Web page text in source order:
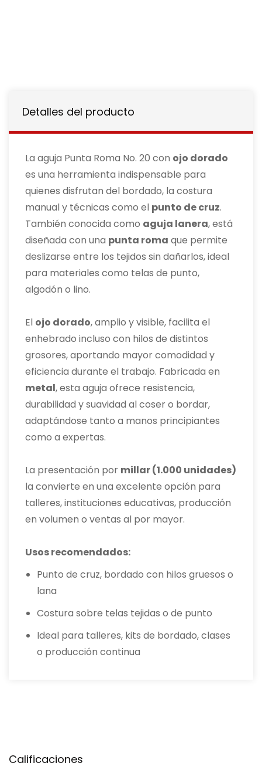
Detalles del producto
La aguja Punta Roma No. 20 con ojo dorado
es una herramienta indispensable para
quienes disfrutan del bordado, la costura
manual y técnicas como el punto de cruz.
También conocida como aguja lanera, está
diseñada con una punta roma que permite
deslizarse entre los tejidos sin dañarlos, ideal
para materiales como telas de punto,
algodón o lino.
El ojo dorado, amplio y visible, facilita el
enhebrado incluso con hilos de distintos
grosores, aportando mayor comodidad y
eficiencia durante el trabajo. Fabricada en
metal, esta aguja ofrece resistencia,
durabilidad y suavidad al coser o bordar,
adaptándose tanto a manos principiantes
como a expertas.
La presentación por millar (1.000 unidades)
la convierte en una excelente opción para
talleres, instituciones educativas, producción
en volumen o ventas al por mayor.
Usos recomendados:
Punto de cruz, bordado con hilos gruesos o
lana
Costura sobre telas tejidas o de punto
Ideal para talleres, kits de bordado, clases
o producción continua
Calificaciones